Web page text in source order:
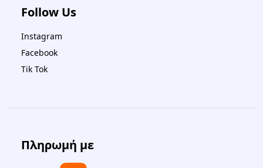
Follow Us
Instagram
Facebook
Tik Tok
Πληρωμή με